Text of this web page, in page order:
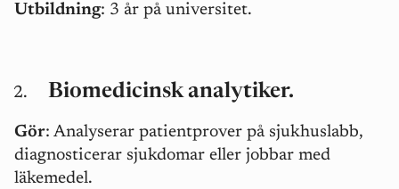
Utbildning: 3 år på universitet.
Biomedicinsk analytiker.
Gör: Analyserar patientprover på sjukhuslabb,
diagnosticerar sjukdomar eller jobbar med
läkemedel.